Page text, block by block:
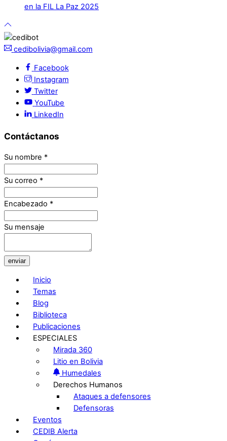
en la FIL La Paz 2025
cedibolivia@gmail.com
Facebook
Instagram
Twitter
YouTube
LinkedIn
Contáctanos
Su nombre *
Su correo *
Encabezado *
Su mensaje
enviar
Inicio
Temas
Blog
Biblioteca
Publicaciones
ESPECIALES
Mirada 360
Litio en Bolivia
Humedales
Derechos Humanos
Ataques a defensores
Defensoras
Eventos
CEDIB Alerta